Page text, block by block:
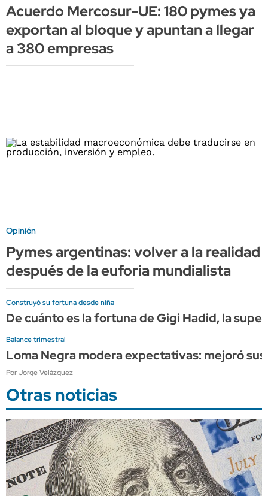
Acuerdo Mercosur-UE: 180 pymes ya
exportan al bloque y apuntan a llegar
a 380 empresas
Opinión
Pymes argentinas: volver a la realidad
después de la euforia mundialista
Construyó su fortuna desde niña
De cuánto es la fortuna de Gigi Hadid, la
Balance trimestral
Loma Negra modera expectativas: mejoró
Por Jorge Velázquez
Otras noticias